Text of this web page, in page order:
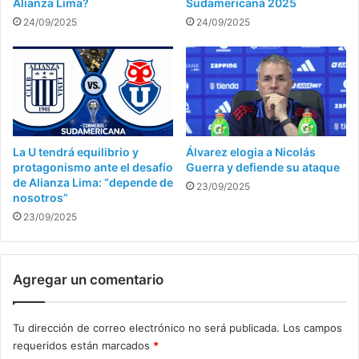
24/09/2025 24/09/2025
La U tendrá equilibrio y
protagonismo ante el desafío
de Alianza Lima: “depende de
nosotros”
23/09/2025
Álvarez elogia a Nicolás
Guerra y defiende su ataque
23/09/2025
Agregar un comentario
Tu dirección de correo electrónico no será publicada. Los campos
requeridos están marcados *